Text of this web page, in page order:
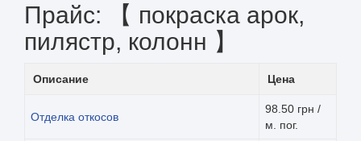
Прайс: 【 покраска арок,
пилястр, колонн 】
Описание Цена
Отделка откосов
98.50 грн /
м. пог.